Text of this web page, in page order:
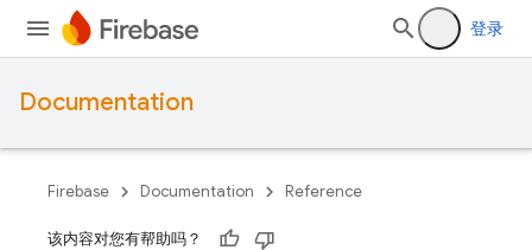
登录
Documentation
Firebase Documentation Reference
该内容对您有帮助吗？